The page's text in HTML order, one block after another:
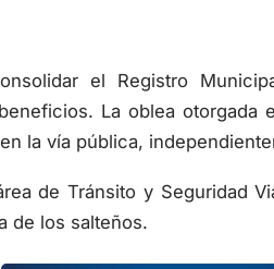
La oblea otorgada
la vía pública,
de los salteños.